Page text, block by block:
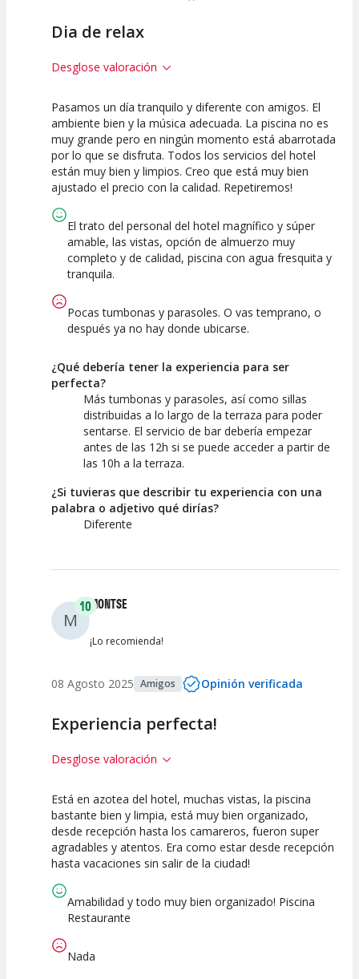
Dia de relax
Desglose valoración
7.5
Calidad de la
Actividad
10
Atención del
Personal /
Guia
Pasamos un día tranquilo y diferente con amigos. El
ambiente bien y la música adecuada. La piscina no es
muy grande pero en ningún momento está abarrotada
por lo que se disfruta. Todos los servicios del hotel
están muy bien y limpios. Creo que está muy bien
ajustado el precio con la calidad. Repetiremos!
El trato del personal del hotel magnífico y súper
amable, las vistas, opción de almuerzo muy
completo y de calidad, piscina con agua fresquita y
tranquila.
Pocas tumbonas y parasoles. O vas temprano, o
después ya no hay donde ubicarse.
¿Qué debería tener la experiencia para ser
perfecta?
Más tumbonas y parasoles, así como sillas
distribuidas a lo largo de la terraza para poder
sentarse. El servicio de bar debería empezar
antes de las 12h si se puede acceder a partir de
las 10h a la terraza.
¿Si tuvieras que describir tu experiencia con una
palabra o adjetivo qué dirías?
Diferente
M
10MONTSE
¡Lo recomienda!
08 Agosto 2025 Amigos Opinión verificada
Experiencia perfecta!
Desglose valoración
10
Calidad de la
Actividad
10
Atención del
Personal /
Guia
Está en azotea del hotel, muchas vistas, la piscina
bastante bien y limpia, está muy bien organizado,
desde recepción hasta los camareros, fueron super
agradables y atentos. Era como estar desde recepción
hasta vacaciones sin salir de la ciudad!
Amabilidad y todo muy bien organizado! Piscina
Restaurante
Nada